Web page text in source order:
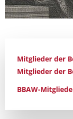
Mitglieder der
Mitglieder der
BBAW-